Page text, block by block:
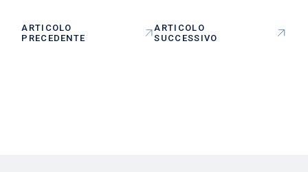
ARTICOLO
PRECEDENTE
ARTICOLO
SUCCESSIVO